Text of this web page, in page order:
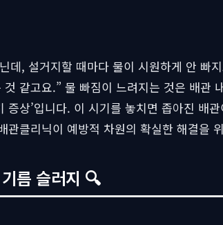
데, 설거지할 때마다 물이 시원하게 안 빠
같고요.” 물 빠짐이 느려지는 것은 배관
증상’입니다. 이 시기를 놓치면 좁아진 배
관클리닉이 예방적 차원의 확실한 해결을
름 슬러지 🔍